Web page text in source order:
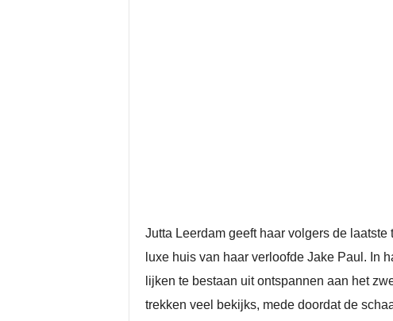
Jutta Leerdam geeft haar volgers de
luxe huis van haar verloofde Jake Paul. In
lijken te bestaan uit ontspannen aan het
trekken veel bekijks, mede doordat de